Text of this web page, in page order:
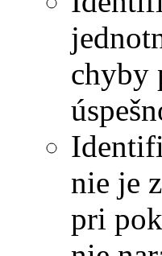
chyby
nie je
pri